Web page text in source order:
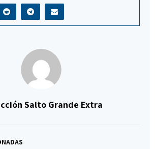
Salto Grande Extra